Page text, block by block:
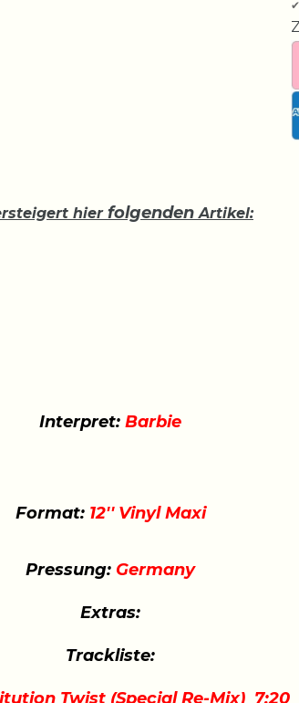
✔
hier folgenden Artikel:
Interpret: Barbie
Format:12'' Vinyl Maxi
Pressung: Germany
Extras:
Trackliste:
Twist (Special Re-Mix) 7:20